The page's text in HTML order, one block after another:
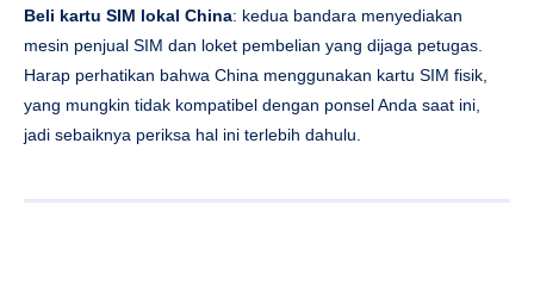
Beli kartu SIM lokal China: kedua bandara menyediakan
mesin penjual SIM dan loket pembelian yang dijaga petugas.
Harap perhatikan bahwa China menggunakan kartu SIM fisik,
yang mungkin tidak kompatibel dengan ponsel Anda saat ini,
jadi sebaiknya periksa hal ini terlebih dahulu.